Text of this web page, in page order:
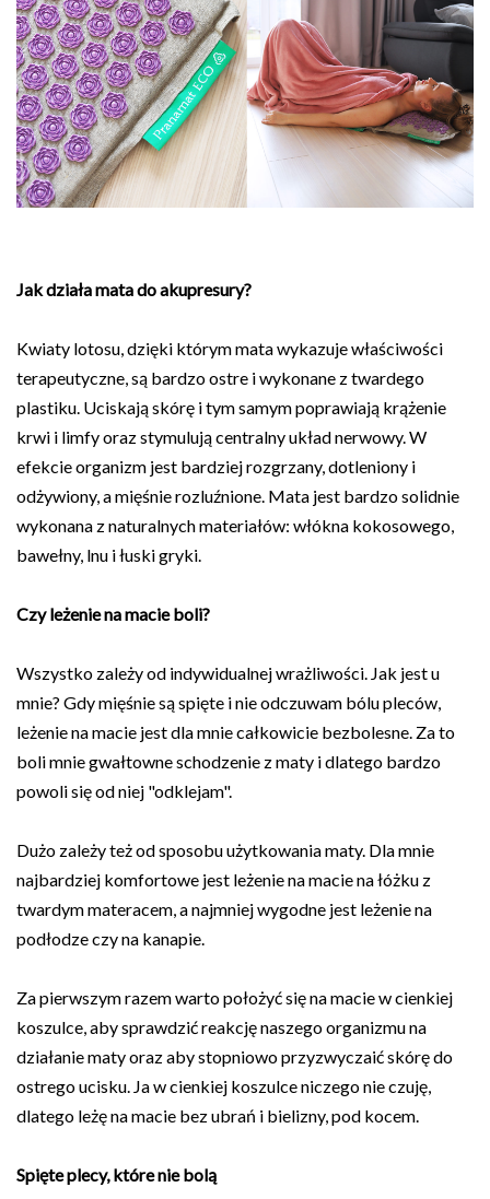
Jak działa mata do akupresury?
Kwiaty lotosu, dzięki którym mata wykazuje właściwości
terapeutyczne, są bardzo ostre i wykonane z twardego
plastiku. Uciskają skórę i tym samym poprawiają krążenie
krwi i limfy oraz stymulują centralny układ nerwowy. W
efekcie organizm jest bardziej rozgrzany, dotleniony i
odżywiony, a mięśnie rozluźnione. Mata jest bardzo solidnie
wykonana z naturalnych materiałów: włókna kokosowego,
bawełny, lnu i łuski gryki.
Czy leżenie na macie boli?
Wszystko zależy od indywidualnej wrażliwości. Jak jest u
mnie? Gdy mięśnie są spięte i nie odczuwam bólu pleców,
leżenie na macie jest dla mnie całkowicie bezbolesne. Za to
boli mnie gwałtowne schodzenie z maty i dlatego bardzo
powoli się od niej "odklejam".
Dużo zależy też od sposobu użytkowania maty. Dla mnie
najbardziej komfortowe jest leżenie na macie na łóżku z
twardym materacem, a najmniej wygodne jest leżenie na
podłodze czy na kanapie.
Za pierwszym razem warto położyć się na macie w cienkiej
koszulce, aby sprawdzić reakcję naszego organizmu na
działanie maty oraz aby stopniowo przyzwyczaić skórę do
ostrego ucisku. Ja w cienkiej koszulce niczego nie czuję,
dlatego leżę na macie bez ubrań i bielizny, pod kocem.
Spięte plecy, które nie bolą